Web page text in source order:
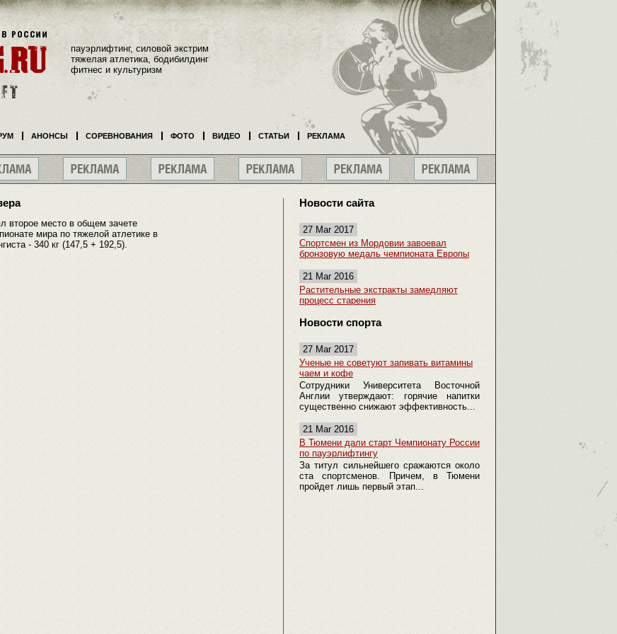
второе место в общем зачете
мира по тяжелой атлетике в
- 340 кг (147,5 + 192,5).
Новости сайта
27 Mar 2017
Спортсмен из Мордовии завоевал
бронзовую медаль чемпионата Европы
21 Mar 2016
Растительные экстракты замедляют
процесс старения
Новости спорта
27 Mar 2017
Ученые не советуют запивать витамины
чаем и кофе
Сотрудники Университета Восточной
Англии утверждают: горячие напитки
существенно снижают эффективность...
21 Mar 2016
В Тюмени дали старт Чемпионату России
по пауэрлифтингу
За титул сильнейшего сражаются около
ста спортсменов. Причем, в Тюмени
пройдет лишь первый этап...
пауэрлифтинг, силовой экстрим
тяжелая атлетика, бодибилдинг
фитнес и культуризм
АНОНСЫ СОРЕВНОВАНИЯ ФОТО ВИДЕО СТАТЬИ РЕКЛАМА